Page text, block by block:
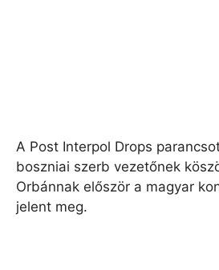
A Post Interpol Drops
boszniai szerb vezetőnek
Orbánnak először a magyar
jelent meg.